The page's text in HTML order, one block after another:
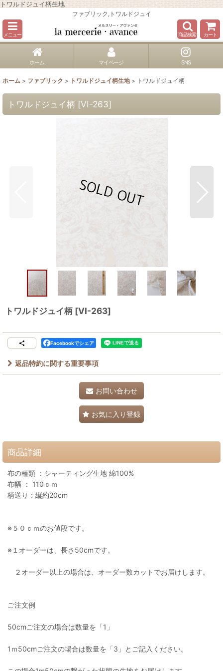
トワルドジュイ柄生地
ファブリック,トワルドジュイ
メニュー 商品検索 カート
ホーム マイページ SNS
ホーム > ファブリック > トワルドジュイ柄生地 > トワルドジュイ柄
トワルドジュイ柄 [VI-263]
トワルドジュイ柄 [VI-263]
Facebookでシェア
返品特約に関する重要事項
お問い合わせ
お気に入り登録
商品詳細
布の種類 ：シャーティング生地 綿100%
布幅 ： 110ｃｍ
柄送り：縦約20cm
※５０ｃｍのお値段です。
※１オーダーは、長さ50cmです。
２オーダー以上の場合は、オーダー数カットでお届けします。
ご注文例
50cmご注文の場合は数量を「1」
1ｍ50cmご注文の場合は数量を「3」とご記入ください。